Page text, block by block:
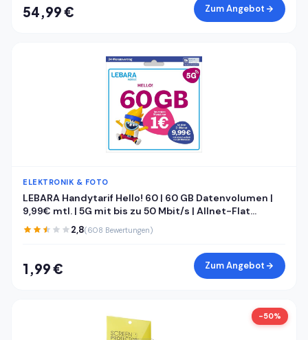
54,99 € Zum Angebot
ELEKTRONIK & FOTO
LEBARA Handytarif Hello! 60 | 60 GB Datenvolumen |
9,99€ mtl. | 5G mit bis zu 50 Mbit/s | Allnet-Flat
Telefonie & SMS Deutschland inkl. EU-Roaming | 200
Auslandsminuten
2,8(608 Bewertungen)
1,99 € Zum Angebot
-50%